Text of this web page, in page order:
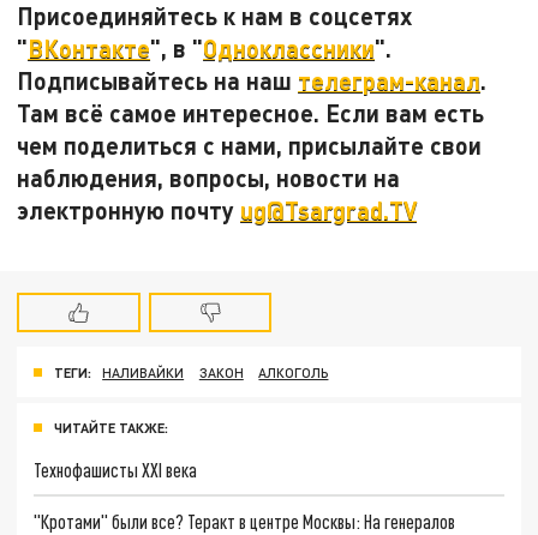
Присоединяйтесь к нам в соцсетях
"ВКонтакте", в "Одноклассники".
Подписывайтесь на наш телеграм-канал.
Там всё самое интересное. Если вам есть
чем поделиться с нами, присылайте свои
наблюдения, вопросы, новости на
электронную почту ug@Tsargrad.TV
ТЕГИ: НАЛИВАЙКИ ЗАКОН АЛКОГОЛЬ
ЧИТАЙТЕ ТАКЖЕ:
Технофашисты XXI века
"Кротами" были все? Теракт в центре Москвы: На генералов